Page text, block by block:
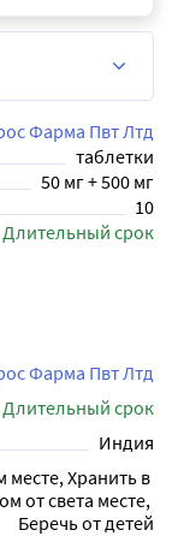
Фарма Пвт Лтд
таблетки
50 мг + 500 мг
10
Длительный срок
Фарма Пвт Лтд
Длительный срок
Индия
месте, Хранить в
от света месте,
Беречь от детей